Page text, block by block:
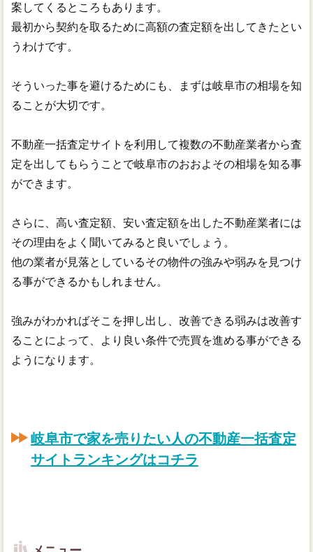
案してくるところもあります。
最初から契約を取るために高額の査定額を出してきたとい
うわけです。
そういった事を避けるためにも、まずは岐阜市の相場を知
ることが大切です。
不動産一括査定サイトを利用して複数の不動産業者から査
定を出してもらうことで岐阜市のおおよその相場を知る事
ができます。
さらに、高い査定額、安い査定額を出した不動産業者には
その理由をよく聞いてみると良いでしょう。
他の業者が見落としているその物件の強みや弱みを見つけ
る事ができるかもしれません。
強みがわかればそこを押し出し、改善できる弱みは改善す
ることによって、より良い条件で売買を進める事ができる
ようになります。
岐阜市で家を売りたい人の不動産一括査定
サイトランキングはコチラ